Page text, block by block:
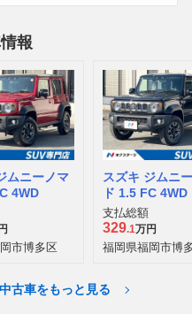
報
ムニーノマ
4WD
市博多区
スズキ ジムニ
ド 1.5 FC 4WD
支払総額
329.1万円
福岡県福岡市博
古車をもっと見る